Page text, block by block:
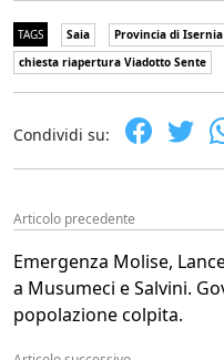
TAGS Saia Provincia di Isernia
chiesta riapertura Viadotto Sente
Condividi su:
Articolo precedente
Emergenza Molise,
a Musumeci e Salvini.
popolazione colpita.